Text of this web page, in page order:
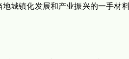
城镇化发展和产业振兴的一手材